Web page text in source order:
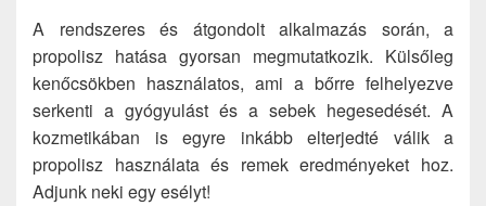
A rendszeres és átgondolt alkalmazás során, a
propolisz hatása gyorsan megmutatkozik. Külsőleg
kenőcsökben használatos, ami a bőrre felhelyezve
serkenti a gyógyulást és a sebek hegesedését. A
kozmetikában is egyre inkább elterjedté válik a
propolisz használata és remek eredményeket hoz.
Adjunk neki egy esélyt!